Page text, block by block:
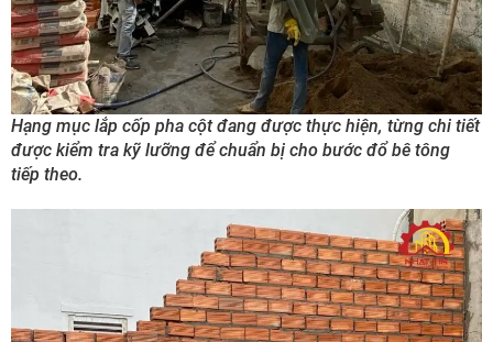
Hạng mục lắp cốp pha cột đang được thực hiện, từng chi tiết
được kiểm tra kỹ lưỡng để chuẩn bị cho bước đổ bê tông
tiếp theo.